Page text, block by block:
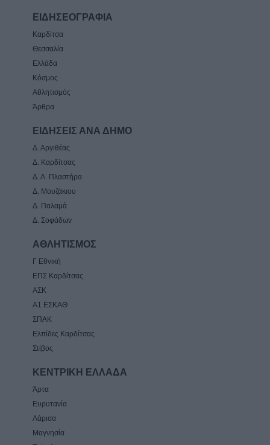
ΕΙΔΗΣΕΟΓΡΑΦΙΑ
Καρδίτσα
Θεσσαλία
Ελλάδα
Κόσμος
Αθλητισμός
Άρθρα
ΕΙΔΗΣΕΙΣ ΑΝΑ ΔΗΜΟ
Δ. Αργιθέας
Δ. Καρδίτσας
Δ. Λ. Πλαστήρα
Δ. Μουζάκιου
Δ. Παλαμά
Δ. Σοφάδων
ΑΘΛΗΤΙΣΜΟΣ
Γ Εθνική
ΕΠΣ Καρδίτσας
ΑΣΚ
Α1 ΕΣΚΑΘ
ΣΠΑΚ
Ελπίδες Καρδίτσας
Στίβος
ΚΕΝΤΡΙΚΗ ΕΛΛΑΔΑ
Άρτα
Ευρυτανία
Λάρισα
Μαγνησία